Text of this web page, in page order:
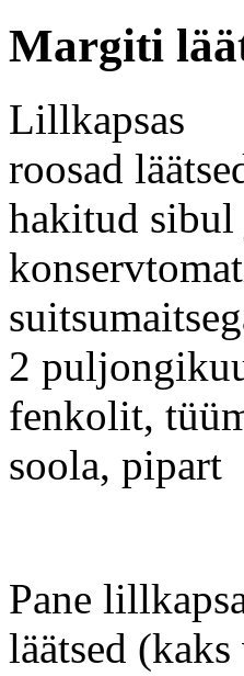
Margiti
Lillkapsas
roosad
hakitud
2
fenkolit,
soola, pipart
Pane
läätsed